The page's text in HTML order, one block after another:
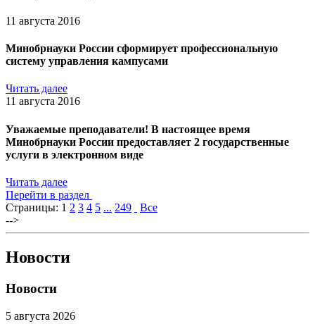
11 августа 2016
Минобрнауки России сформирует профессиональную
систему управления кампусами
Читать далее
11 августа 2016
Уважаемые преподаватели! В настоящее время
Минобрнауки России предоставляет 2 государственные
услуги в электронном виде
Читать далее
Перейти в раздел
Страницы: 1 2 3 4 5 ... 249
Все
-->
Новости
Новости
5 августа 2026